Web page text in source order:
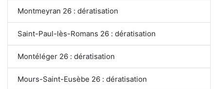
Montmeyran 26 : dératisation
Saint-Paul-lès-Romans 26 : dératisation
Montéléger 26 : dératisation
Mours-Saint-Eusèbe 26 : dératisation